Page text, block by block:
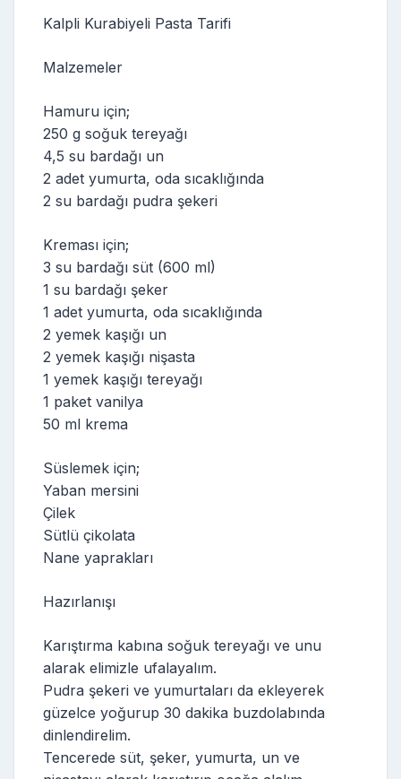
Kalpli Kurabiyeli Pasta Tarifi
Malzemeler
Hamuru için;
250 g soğuk tereyağı
4,5 su bardağı un
2 adet yumurta, oda sıcaklığında
2 su bardağı pudra şekeri
Kreması için;
3 su bardağı süt (600 ml)
1 su bardağı şeker
1 adet yumurta, oda sıcaklığında
2 yemek kaşığı un
2 yemek kaşığı nişasta
1 yemek kaşığı tereyağı
1 paket vanilya
50 ml krema
Süslemek için;
Yaban mersini
Çilek
Sütlü çikolata
Nane yaprakları
Hazırlanışı
Karıştırma kabına soğuk tereyağı ve unu
alarak elimizle ufalayalım.
Pudra şekeri ve yumurtaları da ekleyerek
güzelce yoğurup 30 dakika buzdolabında
dinlendirelim.
Tencerede süt, şeker, yumurta, un ve